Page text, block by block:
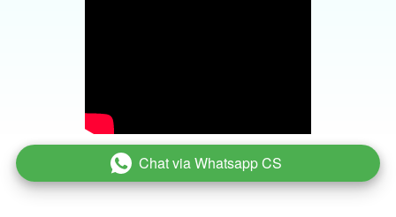
` Chat via Whatsapp CS